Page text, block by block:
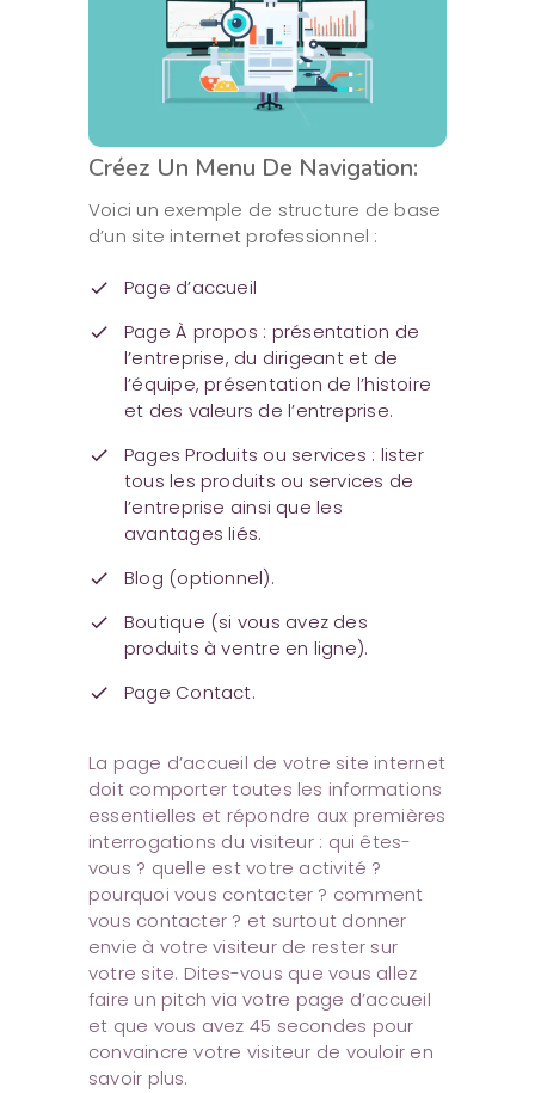
Créez Un Menu De Navigation:
Voici un exemple de structure de base
d’un site internet professionnel :
check Page d’accueil
check
Page À propos : présentation de
l’entreprise, du dirigeant et de
l’équipe, présentation de l’histoire
et des valeurs de l’entreprise.
check
Pages Produits ou services : lister
tous les produits ou services de
l’entreprise ainsi que les
avantages liés.
check Blog (optionnel).
check
Boutique (si vous avez des
produits à ventre en ligne).
check Page Contact.
La page d’accueil de votre site internet
doit comporter toutes les informations
essentielles et répondre aux premières
interrogations du visiteur : qui êtes-
vous ? quelle est votre activité ?
pourquoi vous contacter ? comment
vous contacter ? et surtout donner
envie à votre visiteur de rester sur
votre site. Dites-vous que vous allez
faire un pitch via votre page d’accueil
et que vous avez 45 secondes pour
convaincre votre visiteur de vouloir en
savoir plus.